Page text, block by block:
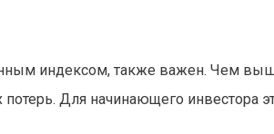
индексом, также важен. Чем
Для начинающего инвестора